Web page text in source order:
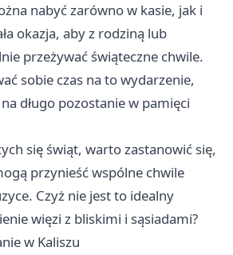
nabyć zarówno w kasie, jak i
okazja, aby z rodziną lub
przeżywać świąteczne chwile.
sobie czas na to wydarzenie,
długo pozostanie w pamięci
się świąt, warto zastanowić się,
przynieść wspólne chwile
Czyż nie jest to idealny
więzi z bliskimi i sąsiadami?
w Kaliszu